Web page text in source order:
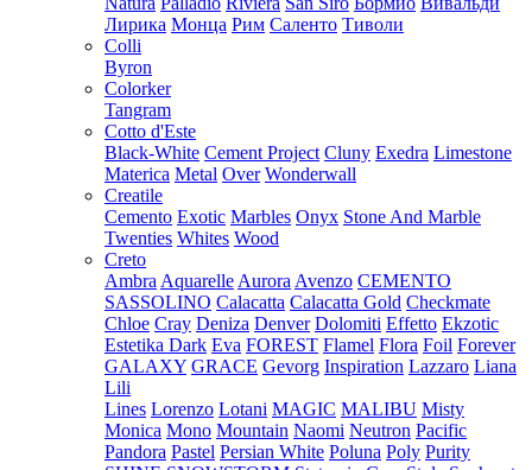
Лирика Монца Рим Саленто Тиволи
Colli
Byron
Colorker
Tangram
Cotto d'Este
Black-White Cement Project Cluny Exedra Limestone
Materica Metal Over Wonderwall
Creatile
Cemento Exotic Marbles Onyx Stone And Marble
Twenties Whites Wood
Creto
Ambra Aquarelle Aurora Avenzo CEMENTO
SASSOLINO Calacatta Calacatta Gold Checkmate
Chloe Cray Deniza Denver Dolomiti Effetto Ekzotic
Estetika Dark Eva FOREST Flamel Flora Foil Forever
GALAXY GRACE Gevorg Inspiration Lazzaro Liana
Lili
Lines Lorenzo Lotani MAGIC MALIBU Misty
Monica Mono Mountain Naomi Neutron Pacific
Pandora Pastel Persian White Poluna Poly Purity